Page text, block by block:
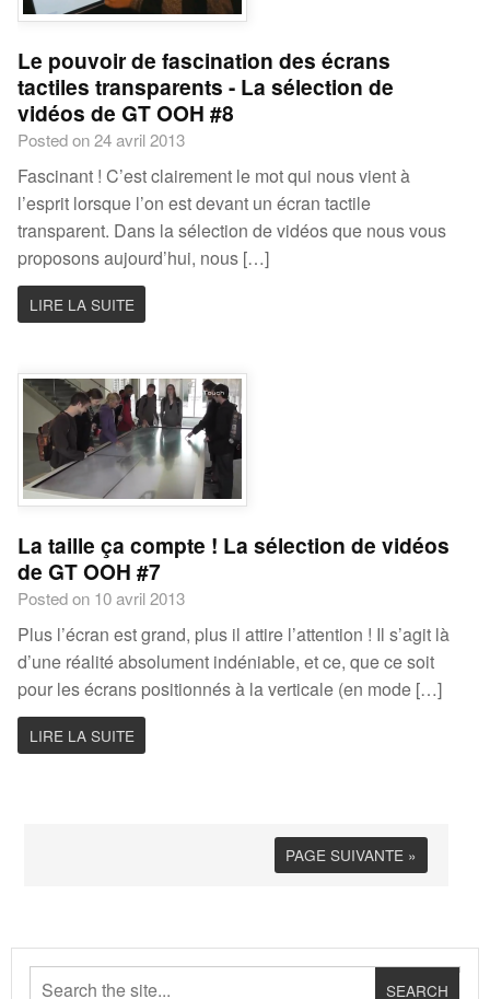
Le pouvoir de fascination des écrans
tactiles transparents - La sélection de
vidéos de GT OOH #8
Posted on 24 avril 2013
Fascinant ! C’est clairement le mot qui nous vient à
l’esprit lorsque l’on est devant un écran tactile
transparent. Dans la sélection de vidéos que nous vous
proposons aujourd’hui, nous […]
LIRE LA SUITE
La taille ça compte ! La sélection de vidéos
de GT OOH #7
Posted on 10 avril 2013
Plus l’écran est grand, plus il attire l’attention ! Il s’agit là
d’une réalité absolument indéniable, et ce, que ce soit
pour les écrans positionnés à la verticale (en mode […]
LIRE LA SUITE
PAGE SUIVANTE »